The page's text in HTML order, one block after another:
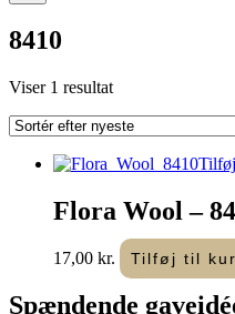
8410
Viser 1 resultat
Flora Wool –
17,00 kr. Tilføj til
Spændende